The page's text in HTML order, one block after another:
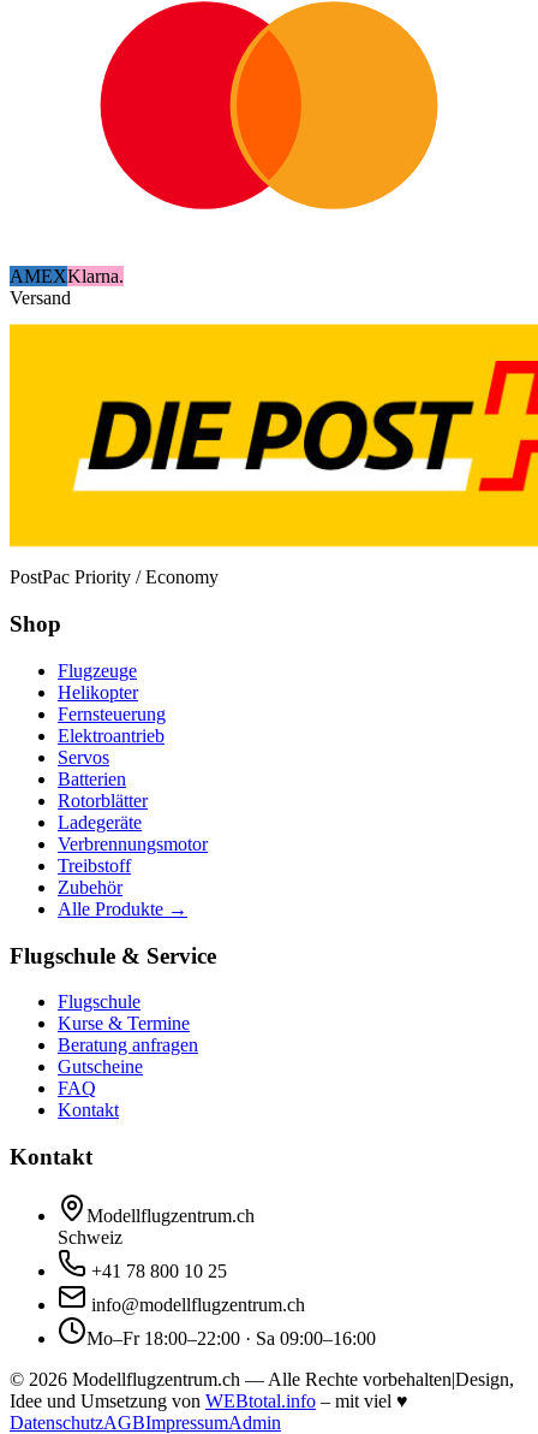
AMEXKlarna.
Versand
PostPac Priority / Economy
Shop
Flugzeuge
Helikopter
Fernsteuerung
Elektroantrieb
Servos
Batterien
Rotorblätter
Ladegeräte
Verbrennungsmotor
Treibstoff
Zubehör
Alle Produkte →
Flugschule & Service
Flugschule
Kurse & Termine
Beratung anfragen
Gutscheine
FAQ
Kontakt
Kontakt
Modellflugzentrum.ch
Schweiz
+41 78 800 10 25
info@modellflugzentrum.ch
Mo–Fr 18:00–22:00 · Sa 09:00–16:00
© 2026 Modellflugzentrum.ch — Alle Rechte vorbehalten|Design,
Idee und Umsetzung von WEBtotal.info – mit viel ♥
DatenschutzAGBImpressumAdmin